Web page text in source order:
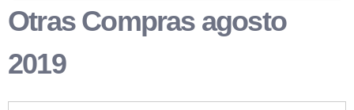
Otras Compras agosto
2019